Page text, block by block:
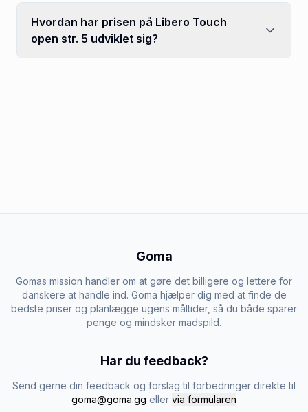
Hvordan har prisen på Libero Touch
open str. 5 udviklet sig?
Goma
Gomas mission handler om at gøre det billigere og lettere for
danskere at handle ind. Goma hjælper dig med at finde de
bedste priser og planlægge ugens måltider, så du både sparer
penge og mindsker madspild.
Har du feedback?
Send gerne din feedback og forslag til forbedringer direkte til
goma@goma.gg eller via formularen